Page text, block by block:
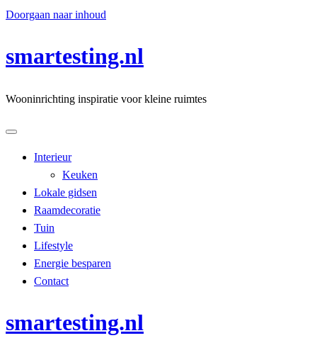
Doorgaan naar inhoud
smartesting.nl
Wooninrichting inspiratie voor kleine ruimtes
Interieur
Keuken
Lokale gidsen
Raamdecoratie
Tuin
Lifestyle
Energie besparen
Contact
smartesting.nl